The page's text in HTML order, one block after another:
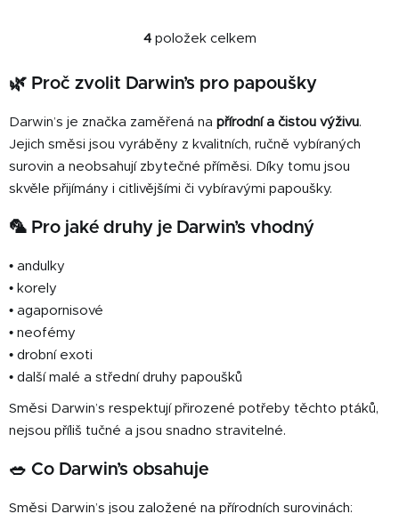
O
l
d
a
c
í
r
s
4položek celkem
🌿 Proč zvolit Darwin’s pro papoušky
Darwin’s je značka zaměřená na přírodní a čistou výživu.
Jejich směsi jsou vyráběny z kvalitních, ručně vybíraných
surovin a neobsahují zbytečné příměsi. Díky tomu jsou
skvěle přijímány i citlivějšími či vybíravými papoušky.
🦜 Pro jaké druhy je Darwin’s vhodný
• andulky
• korely
• agapornisové
• neofémy
• drobní exoti
• další malé a střední druhy papoušků
Směsi Darwin’s respektují přirozené potřeby těchto ptáků,
nejsou příliš tučné a jsou snadno stravitelné.
🥗 Co Darwin’s obsahuje
Směsi Darwin’s jsou založené na přírodních surovinách: